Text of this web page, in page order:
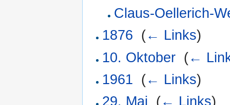
Claus-Oellerich-
1876 (← Links)
10. Oktober (←
1961 (← Links)
29. Mai (← Links)